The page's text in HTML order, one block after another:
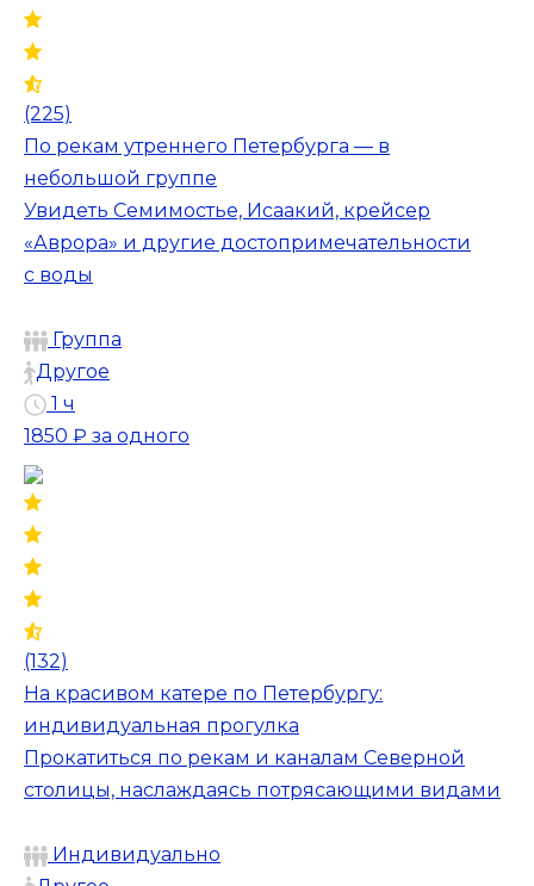
(225)
По рекам утреннего Петербурга — в
небольшой группе
Увидеть Семимостье, Исаакий, крейсер
«Аврора» и другие достопримечательности
с воды
Группа
Другое
1 ч
1850 ₽ за одного
(132)
На красивом катере по Петербургу:
индивидуальная прогулка
Прокатиться по рекам и каналам Северной
столицы, наслаждаясь потрясающими видами
Индивидуально